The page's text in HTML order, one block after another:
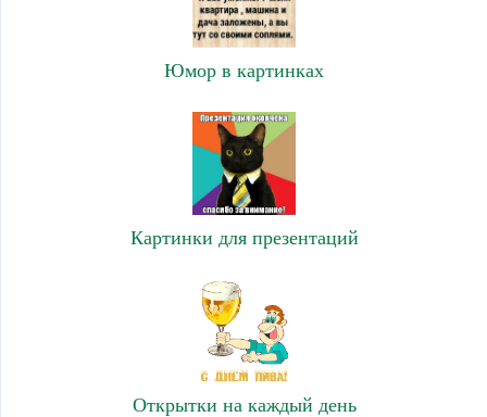
Юмор в картинках
Картинки для презентаций
Открытки на каждый день